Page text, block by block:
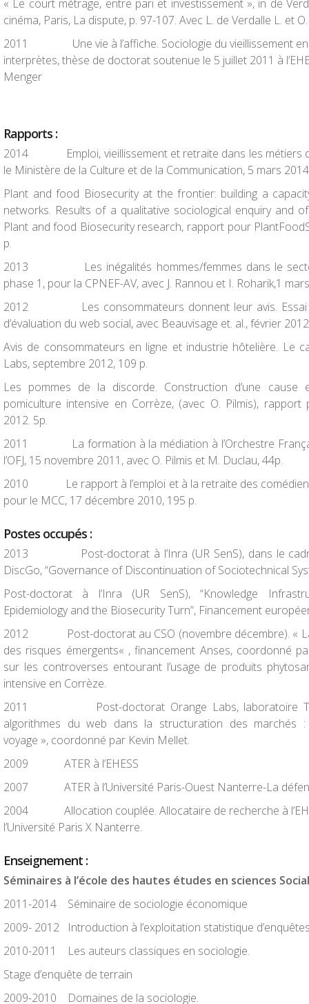
« Le court métrage, entre pari et investissement », in de
cinéma, Paris, La dispute, p. 97-107. Avec L. de Verdalle L. et
2011
Une vie à l’affiche. Sociologie du vieillissement
interprètes,thèse de doctorat soutenue le 5 juillet 2011 à
Menger
Rapports :
2014 Emploi, vieillissement et retraite dans les métiers
le Ministère de la Culture et de la Communication, 5 mars
Plant and food Biosecurity at the frontier: building a
networks. Results of a qualitative sociological enquiry and
Plant and food Biosecurity research, rapport pour
p.
2013 Les inégalités hommes/femmes dans le
phase 1, pour la CPNEF-AV, avec J. Rannou et I. Roharik,1
2012 Les consommateurs donnent leur avis.
d’évaluation du web social, avec Beauvisage et. al.,février
Avis de consommateurs en ligne et industrie hôtelière. Le
Labs, septembre 2012, 109 p.
Les pommes de la discorde. Construction d’une
pomiculture intensive en Corrèze, (avec O. Pilmis), rapport
2012. 5p.
2011 La formation à la médiation à l’Orchestre
l’OFJ, 15 novembre 2011, avec O. Pilmis et M. Duclau, 44p.
2010 Le rapport à l’emploi et à la retraite des
pour le MCC, 17 décembre 2010, 195 p.
Postes occupés :
2013 Post-doctorat à l’Inra (UR SenS), dans le
DiscGo, “Governance of Discontinuation of Sociotechnical
Post-doctorat à l’Inra (UR SenS), “Knowledge
Epidemiology and the Biosecurity Turn”, Financement
2012
Post-doctorat au CSO (novembre décembre). «
des risques émergents« , financement Anses, coordonné
sur les controverses entourant l’usage de produits
intensive en Corrèze.
2011 Post-doctorat Orange Labs, laboratoire
algorithmes du web dans la structuration des marchés :
voyage », coordonné par Kevin Mellet.
2009 ATER à l’EHESS
2007 ATER à l’Université Paris-Ouest Nanterre-La
2004 Allocation couplée. Allocataire de recherche à
l’Université Paris X Nanterre.
Enseignement :
Séminaires à l’école des hautes études en sciences
2011-2014 Séminaire de sociologie économique
2009- 2012 Introduction à l’exploitation statistique
2010-2011 Les auteurs classiques en sociologie.
Stage d’enquête de terrain
2009-2010 Domaines de la sociologie.